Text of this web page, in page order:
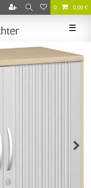
0 0,00 €
☰